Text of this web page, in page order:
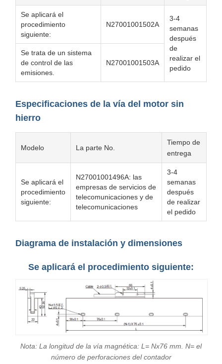
Se aplicará el
procedimiento
siguiente:
N27001001502A
3-4
semanas
después
de
realizar el
pedido
Se trata de un sistema
de control de las
emisiones.
N27001001503A
Especificaciones de la vía del motor sin
hierro
Modelo La parte No.
Tiempo de
entrega
Se aplicará el
procedimiento
siguiente:
N27001001496A: las
empresas de servicios de
telecomunicaciones y de
telecomunicaciones
3-4
semanas
después
de realizar
el pedido
Diagrama de instalación y dimensiones
Se aplicará el procedimiento siguiente:
Nota: La longitud de la vía magnética: L= Nx76 mm. N= el
número de perforaciones del contador